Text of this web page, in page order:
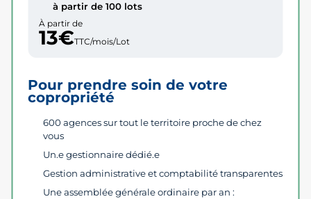
à partir de 100 lots
À partir de
13€TTC/mois/Lot
Pour prendre soin de votre
copropriété
600 agences sur tout le territoire proche de chez
vous
Un.e gestionnaire dédié.e
Gestion administrative et comptabilité transparentes
Une assemblée générale ordinaire par an :